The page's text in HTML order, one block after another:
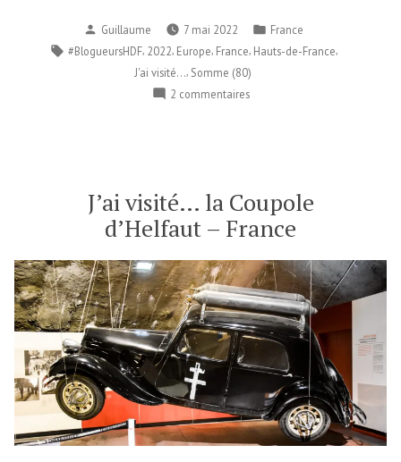
Publié
par
Guillaume 7 mai 2022
Publié
dans
France
Étiquettes :
#BlogueursHDF, 2022 Europe France Hauts-de-France
J'ai visité... Somme (80)
2 commentairessur
Jules
Verne
France
J’ai visité… la Coupole
d’Helfaut – France